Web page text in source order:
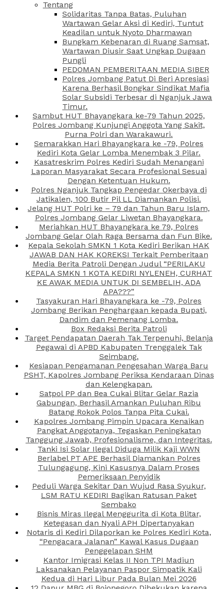
Tentang
Solidaritas Tanpa Batas, Puluhan
Wartawan Gelar Aksi di Kediri, Tuntut
Keadilan untuk Nyoto Dharmawan
Bungkam Kebenaran di Ruang Samsat,
Wartawan Diusir Saat Ungkap Dugaan
Pungli
PEDOMAN PEMBERITAAN MEDIA SIBER
Polres Jombang Patut Di Beri Apresiasi
Karena Berhasil Bongkar Sindikat Mafia
Solar Subsidi Terbesar di Nganjuk Jawa
Timur.
Sambut HUT Bhayangkara ke-79 Tahun 2025,
Polres Jombang Kunjungi Anggota Yang Sakit,
Purna Polri dan Warakawuri.
Semarakkan Hari Bhayangkara ke -79, Polres
Kediri Kota Gelar Lomba Menembak 3 Pilar.
Kasatreskrim Polres Kediri Sudah Menangani
Laporan Masyarakat Secara Profesional Sesuai
Dengan Ketentuan Hukum.
Polres Nganjuk Tangkap Pengedar Okerbaya di
Jatikalen, 100 Butir Pil LL Diamankan Polisi.
Jelang HUT Polri ke – 79 dan Tahun Baru Islam,
Polres Jombang Gelar Liwetan Bhayangkara.
Meriahkan HUT Bhayangkara ke 79, Polres
Jombang Gelar Olah Raga Bersama dan Fun Bike.
Kepala Sekolah SMKN 1 Kota Kediri Berikan HAK
JAWAB DAN HAK KOREKSI Terkait Pemberitaan
Media Berita Patroli Dengan Judul “PERILAKU
KEPALA SMKN 1 KOTA KEDIRI NYLENEH, CURHAT
KE AWAK MEDIA UNTUK DI SEMBELIH, ADA
APA???”
Tasyakuran Hari Bhayangkara ke -79, Polres
Jombang Berikan Penghargaan kepada Bupati,
Dandim dan Pemenang Lomba.
Box Redaksi Berita Patroli
Target Pendapatan Daerah Tak Terpenuhi, Belanja
Pegawai di APBD Kabupaten Trenggalek Tak
Seimbang.
Kesiapan Pengamanan Pengesahan Warga Baru
PSHT, Kapolres Jombang Periksa Kendaraan Dinas
dan Kelengkapan.
Satpol PP dan Bea Cukai Blitar Gelar Razia
Gabungan, Berhasil Amankan Puluhan Ribu
Batang Rokok Polos Tanpa Pita Cukai.
Kapolres Jombang Pimpin Upacara Kenaikan
Pangkat Anggotanya, Tegaskan Peningkatan
Tanggung Jawab, Profesionalisme, dan Integritas.
Tanki Isi Solar Ilegal Diduga Milik Kaji WWN
Berlabel PT APE Berhasil Diamankan Polres
Tulungagung, Kini Kasusnya Dalam Proses
Pemeriksaan Penyidik
Peduli Warga Sekitar Dan Wujud Rasa Syukur,
LSM RATU KEDIRI Bagikan Ratusan Paket
Sembako
Bisnis Miras Ilegal Menggurita di Kota Blitar,
Ketegasan dan Nyali APH Dipertanyakan
Notaris di Kediri Dilaporkan ke Polres Kediri Kota,
“Pengacara Jalanan” Kawal Kasus Dugaan
Penggelapan SHM
Kantor Imigrasi Kelas II Non TPI Madiun
Laksanakan Pelayanan Paspor Simpatik Kali
Kedua di Hari Libur Pada Bulan Mei 2026